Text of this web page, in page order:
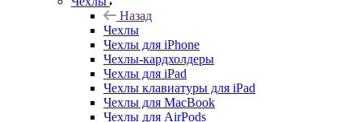
Назад
Чехлы
Чехлы для iPhone
Чехлы-кардхолдеры
Чехлы для iPad
Чехлы клавиатуры для iPad
Чехлы для MacBook
Чехлы для AirPods